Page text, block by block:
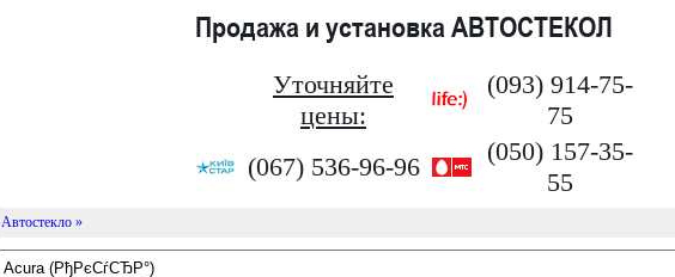
Продажа и установка АВТОСТЕКОЛ
Уточняйте
цены:
(093) 914-75-
75
(067) 536-96-96
(050) 157-35-
55
Автостекло »